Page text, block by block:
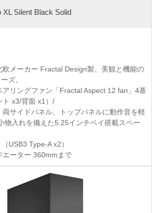
XL Silent Black Solid
欧メーカー Fractal Design製、美観と機能の
ズ。
アリングファン「Fractal Aspect 12 fan」4基
ト x3/背面 x1）/
両サイドパネル、トップパネルに動作音を軽
物入れを備えた5.25インチベイ搭載スペー
USB3 Type-A x2）
エーター 360mmまで